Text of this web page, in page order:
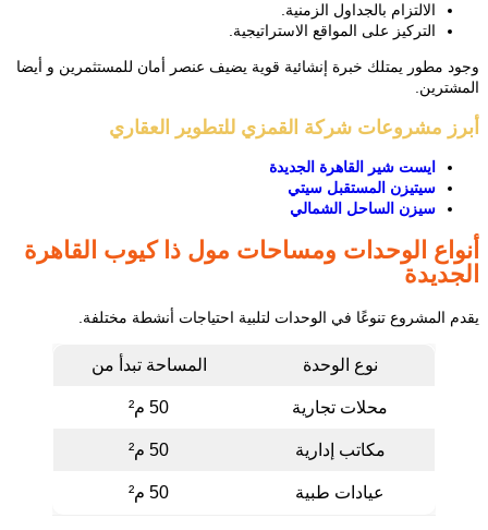
الالتزام بالجداول الزمنية.
التركيز على المواقع الاستراتيجية.
وجود مطور يمتلك خبرة إنشائية قوية يضيف عنصر أمان للمستثمرين و أيضا
المشترين.
أبرز مشروعات شركة القمزي للتطوير العقاري
ايست شير القاهرة الجديدة
سيتيزن المستقبل سيتي
سيزن الساحل الشمالي
أنواع الوحدات ومساحات مول ذا كيوب القاهرة
الجديدة
يقدم المشروع تنوعًا في الوحدات لتلبية احتياجات أنشطة مختلفة.
نوع الوحدة المساحة تبدأ من
محلات تجارية 50 م²
مكاتب إدارية 50 م²
عيادات طبية 50 م²